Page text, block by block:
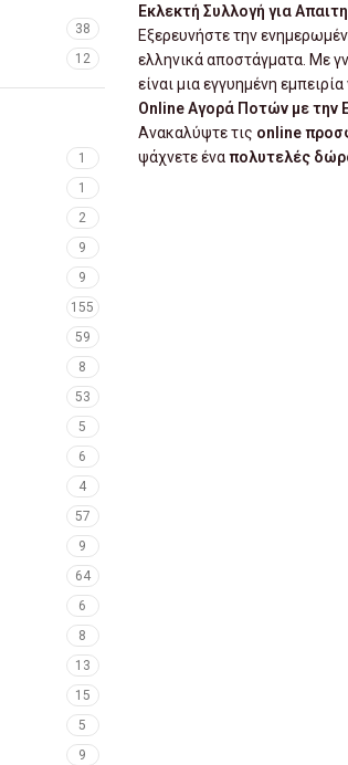
38
12
1
1
2
9
9
155
59
8
53
5
6
4
57
9
64
6
8
13
15
5
9
Εκλεκτή Συλλογή για
Εξερευνήστε την
ελληνικά αποστάγματα. Με
είναι μια εγγυημένη εμπειρία
Online Αγορά Ποτών με την
Ανακαλύψτε τις online
ψάχνετε έναπολυτελές